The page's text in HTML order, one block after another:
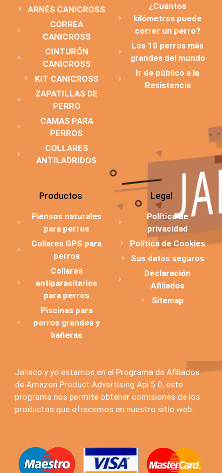
ARNÉS CANICROSS
CORREA
CANICROSS
CINTURÓN
CANICROSS
KIT CANICROSS
ZAPATILLAS DE
PERRO
CAMAS PARA
PERROS
COLLARES
ANTILADRIDOS
¿Cuántos
kilómetros puede
correr un perro?
Los 10 perros más
grandes del mundo
Ir de público a la
Resistencia
Productos
Piensos naturales
para perros
Collares GPS para
perros
Collares
antiparasitarios
para perros
Piscinas para
perros grandes y
bañeras
Legal
Política de
privacidad
Política de Cookies
Sus datos seguros
Declaración
Afiliados
Sitemap
Jalisco y yo estamos en el Programa de Afiliados
de Amazon Product Advertising Api 5.0, este
programa nos permite obtener comisiones de los
productos que ofrecemos en nuestro sitio web.